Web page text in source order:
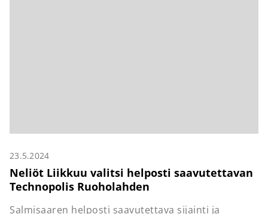
23.5.2024
Neliöt Liikkuu valitsi helposti saavutettavan
Technopolis Ruoholahden
Salmisaaren helposti saavutettava sijainti ja